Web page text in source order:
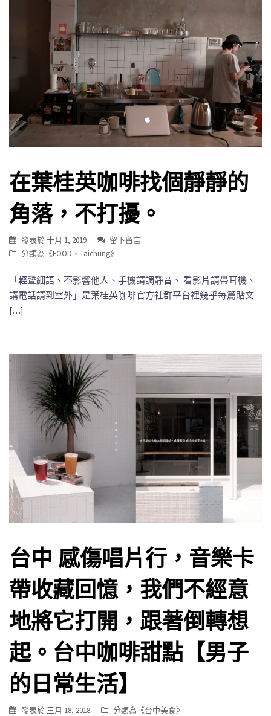
在葉桂英咖啡找個靜靜的
角落，不打擾。
發表於十月 1, 2019
留下留言
分類為《FOOD 、 Taichung》
「輕聲細語、不影響他人、手機請調靜音、 看影片請帶耳機、
講電話請到室外」是葉桂英咖啡官方社群平台裡幾乎每篇貼文
[…]
台中 感傷唱片行，音樂卡
帶收藏回憶，我們不經意
地將它打開，跟著倒轉想
起。台中咖啡甜點【男子
的日常生活】
發表於 三月 18, 2018 分類為《台中美食》